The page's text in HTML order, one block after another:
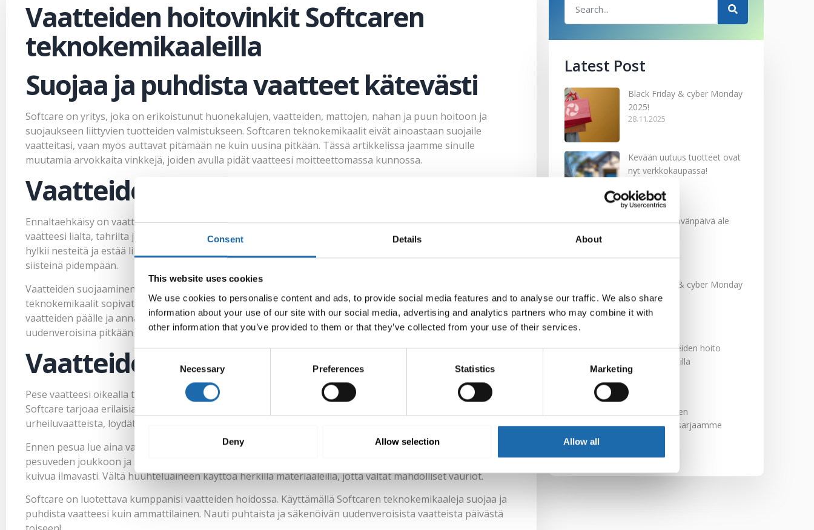
Consent Details About
This website uses cookies
We use cookies to personalise content and ads, to provide social media features and to analyse our traffic. We also share
information about your use of our site with our social media, advertising and analytics partners who may combine it with
other information that you’ve provided to them or that they’ve collected from your use of their services.
Selection
Necessary Preferences Statistics Marketing
Deny Allow selection Allow all
Vaatteiden hoitovinkit Softcaren
teknokemikaaleilla
Suojaa ja puhdista vaatteet kätevästi
Softcare on yritys, joka on erikoistunut huonekalujen, vaatteiden, mattojen, nahan ja puun hoitoon ja
suojaukseen liittyvien tuotteiden valmistukseen. Softcaren teknokemikaalit eivät ainoastaan suojaile
vaatteitasi, vaan myös auttavat pitämään ne kuin uusina pitkään. Tässä artikkelissa jaamme sinulle
muutamia arvokkaita vinkkejä, joiden avulla pidät vaatteesi moitteettomassa kunnossa.
Vaatteiden suojaus
Ennaltaehkäisy on vaatteiden hyvän kunnon salaisuus. Softcaren teknokemikaalien avulla voit suojata
vaatteesi lialta, tahrilta ja kosteudelta. Suoja-aine muodostaa vaatteille näkymättömän suojakalvon, joka
hylkii nesteitä ja estää likaa tunkeutumasta kuituihin. Tämä auttaa sinua pitämään vaatteesi puhtaina ja
siisteinä pidempään.
Vaatteiden suojaaminen on erityisen tärkeää herkille materiaaleille, kuten villalle ja silkille. Softcaren
teknokemikaalit sopivat käytettäväksi monenlaisten kankaiden kanssa. Levitä suoja-ainetta tasaisesti
vaatteiden päälle ja anna sen kuivua huolellisesti ennen käyttöä. Näin varmistat, että vaatteesi pysyvät
uudenveroisina pitkään ja kestävät hyvin myös sään vaihteluita.
Vaatteiden puhdistus
Pese vaatteesi oikealla tavalla Softcaren teknokemikaaleilla, jotta säilytät niiden alkuperäisen kauneuden.
Softcare tarjoaa erilaisia pesuaineita eri materiaaleille ja tekstiileille. Olipa kyse sitten herkistä vaatteista tai
urheiluvaatteista, löydät varmasti sopivan pesuaineen Softcaren valikoimasta.
Ennen pesua lue aina vaatteiden pesuohjeet ja noudata niitä huolellisesti. Lisää sopiva määrä pesuainetta
pesuveden joukkoon ja sekoita hyvin. Pese vaatteet pesukoneessa oikeassa lämpötilassa ja anna niiden
kuivua ilmavasti. Vältä huuhteluaineen käyttöä herkillä materiaaleilla, jotta vältät mahdolliset vauriot.
Softcare on luotettava kumppanisi vaatteiden hoidossa. Käyttämällä Softcaren teknokemikaaleja suojaa ja
puhdista vaatteesi kuin ammattilainen. Nauti puhtaista ja säkenöivän uudenveroisista vaatteista päivästä
Latest Post
Black Friday & cyber Monday
2025!
28.11.2025
Kevään uutuus tuotteet ovat
nyt verkkokaupassa!
Softcare Ystävänpäivä ale
Black Friday & cyber Monday
2024!
29.11.2024
Nahkakalusteiden hoito
Softcare aineilla
30.10.2024
Tutustu uuteen
kengänhoitosarjaamme